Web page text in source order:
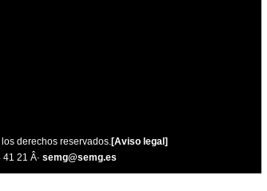
derechos reservados.[Aviso legal]
21 Â· semg@semg.es